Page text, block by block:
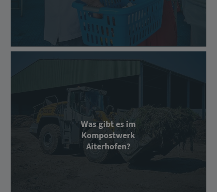
Was gibt es im
Kompostwerk
Aiterhofen?